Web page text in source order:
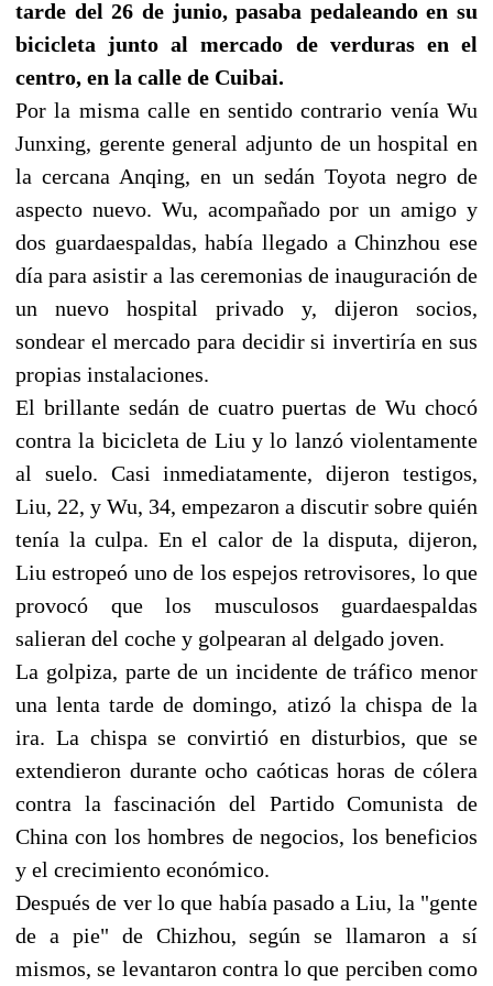
tarde del 26 de junio, pasaba pedaleando en su
bicicleta junto al mercado de verduras en el
centro, en la calle de Cuibai.
Por la misma calle en sentido contrario venía Wu
Junxing, gerente general adjunto de un hospital en
la cercana Anqing, en un sedán Toyota negro de
aspecto nuevo. Wu, acompañado por un amigo y
dos guardaespaldas, había llegado a Chinzhou ese
día para asistir a las ceremonias de inauguración de
un nuevo hospital privado y, dijeron socios,
sondear el mercado para decidir si invertiría en sus
propias instalaciones.
El brillante sedán de cuatro puertas de Wu chocó
contra la bicicleta de Liu y lo lanzó violentamente
al suelo. Casi inmediatamente, dijeron testigos,
Liu, 22, y Wu, 34, empezaron a discutir sobre quién
tenía la culpa. En el calor de la disputa, dijeron,
Liu estropeó uno de los espejos retrovisores, lo que
provocó que los musculosos guardaespaldas
salieran del coche y golpearan al delgado joven.
La golpiza, parte de un incidente de tráfico menor
una lenta tarde de domingo, atizó la chispa de la
ira. La chispa se convirtió en disturbios, que se
extendieron durante ocho caóticas horas de cólera
contra la fascinación del Partido Comunista de
China con los hombres de negocios, los beneficios
y el crecimiento económico.
Después de ver lo que había pasado a Liu, la "gente
de a pie" de Chizhou, según se llamaron a sí
mismos, se levantaron contra lo que perciben como